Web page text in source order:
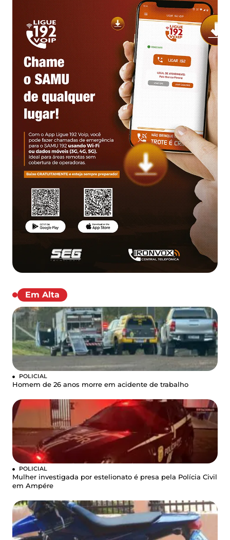
Em Alta
POLICIAL
Homem de 26 anos morre em acidente de trabalho
POLICIAL
Mulher investigada por estelionato é presa pela Polícia Civil
em Ampére